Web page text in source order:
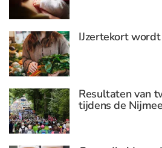
IJzertekort
Resultaten van
tijdens de